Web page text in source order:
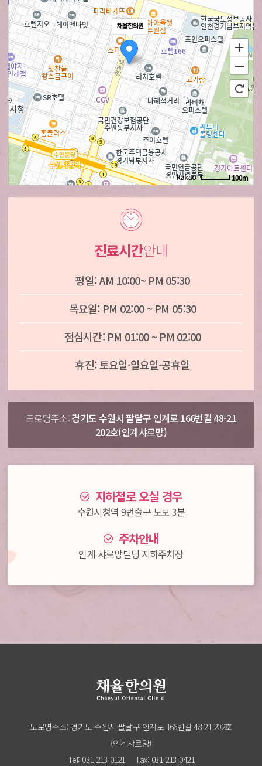
채율한의원
100m
로드뷰 길찾기 지도 크게 보기
진료시간안내
평일: AM 10:00~ PM 05:30
목요일: PM 02:00 ~ PM 05:30
점심시간: PM 01:00 ~ PM 02:00
휴진: 토요일·일요일·공휴일
도로명주소:경기도 수원시 팔달구 인계로 166번길 48-21
202호(인계샤르망)
지하철로 오실 경우
수원시청역 9번출구 도보 3분
주차안내
인계 샤르망빌딩 지하주차장
도로명주소: 경기도 수원시 팔달구 인계로 166번길 48-21 202호
(인계샤르망)
Tel: 031-213-0121
Fax: 031-213-0421